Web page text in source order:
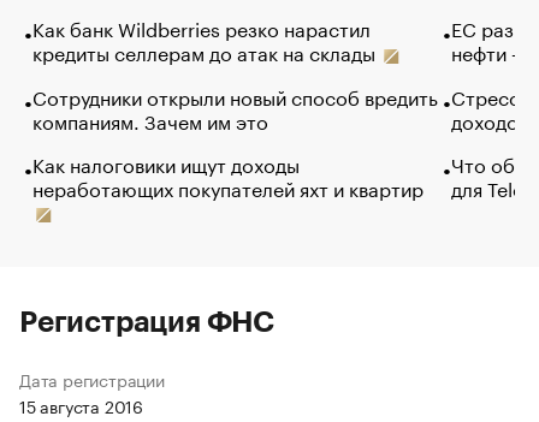
Как банк Wildberries резко нарастил
кредиты селлерам до атак на склады
Сотрудники открыли новый способ вредить
компаниям. Зачем им это
Как налоговики ищут доходы
неработающих покупателей яхт и квартир
ЕС
нефти —
Стресс
доходов
Что
для
Регистрация ФНС
Дата регистрации
15 августа 2016